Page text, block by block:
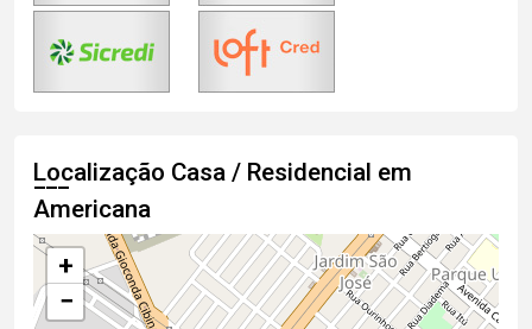
Localização Casa / Residencial em
Americana
+
−